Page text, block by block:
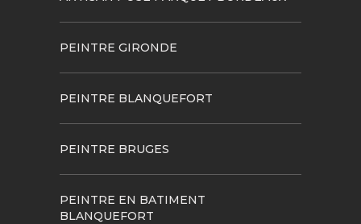
PEINTRE GIRONDE
PEINTRE BLANQUEFORT
PEINTRE BRUGES
PEINTRE EN BATIMENT
BLANQUEFORT